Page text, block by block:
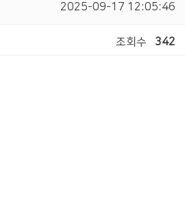
2025-09-17 12:05:46
조회수 342